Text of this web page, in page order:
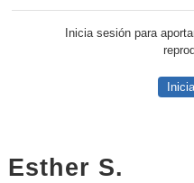
Inicia sesión para
Esther S.